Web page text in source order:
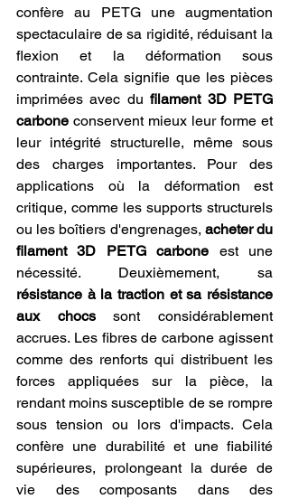
confère au PETG une augmentation
spectaculaire de sa rigidité, réduisant la
flexion et la déformation sous
contrainte. Cela signifie que les pièces
imprimées avec du filament 3D PETG
carbone conservent mieux leur forme et
leur intégrité structurelle, même sous
des charges importantes. Pour des
applications où la déformation est
critique, comme les supports structurels
ou les boîtiers d'engrenages, acheter du
filament 3D PETG carbone est une
résistance à la traction et sa résistance
aux chocs sont considérablement
accrues. Les fibres de carbone agissent
comme des renforts qui distribuent les
forces appliquées sur la pièce, la
rendant moins susceptible de se rompre
sous tension ou lors d'impacts. Cela
confère une durabilité et une fiabilité
supérieures, prolongeant la durée de
vie des composants dans des